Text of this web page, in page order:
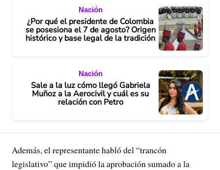
Nación
¿Por qué el presidente de Colombia
se posesiona el 7 de agosto? Origen
histórico y base legal de la tradición
Nación
Sale a la luz cómo llegó Gabriela
Muñoz a la Aerocivil y cuál es su
relación con Petro
Además, el representante habló del “trancón
legislativo” que impidió la aprobación sumado a la